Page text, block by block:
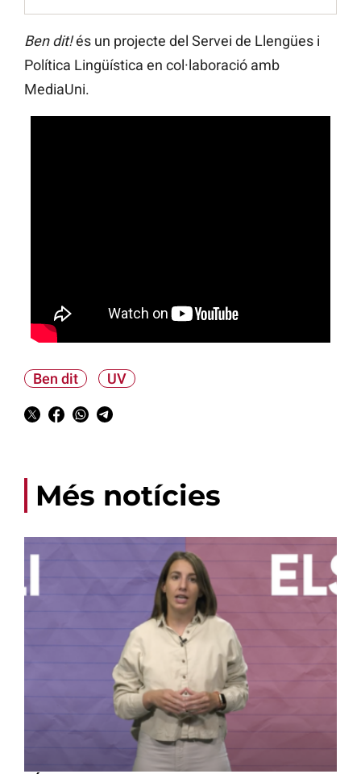
Ben dit!és un projecte del Servei de Llengües i
Política Lingüística en col·laboració amb
MediaUni.
Ben dit UV
Més notícies